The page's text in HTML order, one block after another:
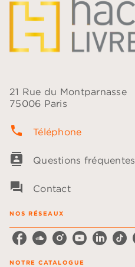
21 Rue du Montparnasse
75006 Paris
phone Téléphone
contacts Questions fréquentes
question_answer Contact
NOS RÉSEAUX
NOTRE CATALOGUE